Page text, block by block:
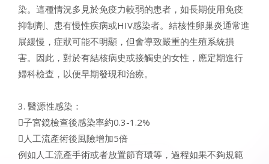
染。這種情況多見於免疫力較弱的患者，如長期使用免疫
抑制劑、患有慢性疾病或HIV感染者。結核性卵巢炎通常進
展緩慢，症狀可能不明顯，但會導致嚴重的生殖系統損
害。因此，對於有結核病史或接觸史的女性，應定期進行
婦科檢查，以便早期發現和治療。
3. 醫源性感染：
子宮鏡檢查後感染率約0.3-1.2%
人工流產術後風險增加5倍
例如人工流產手術或者放置節育環等，過程如果不夠規範